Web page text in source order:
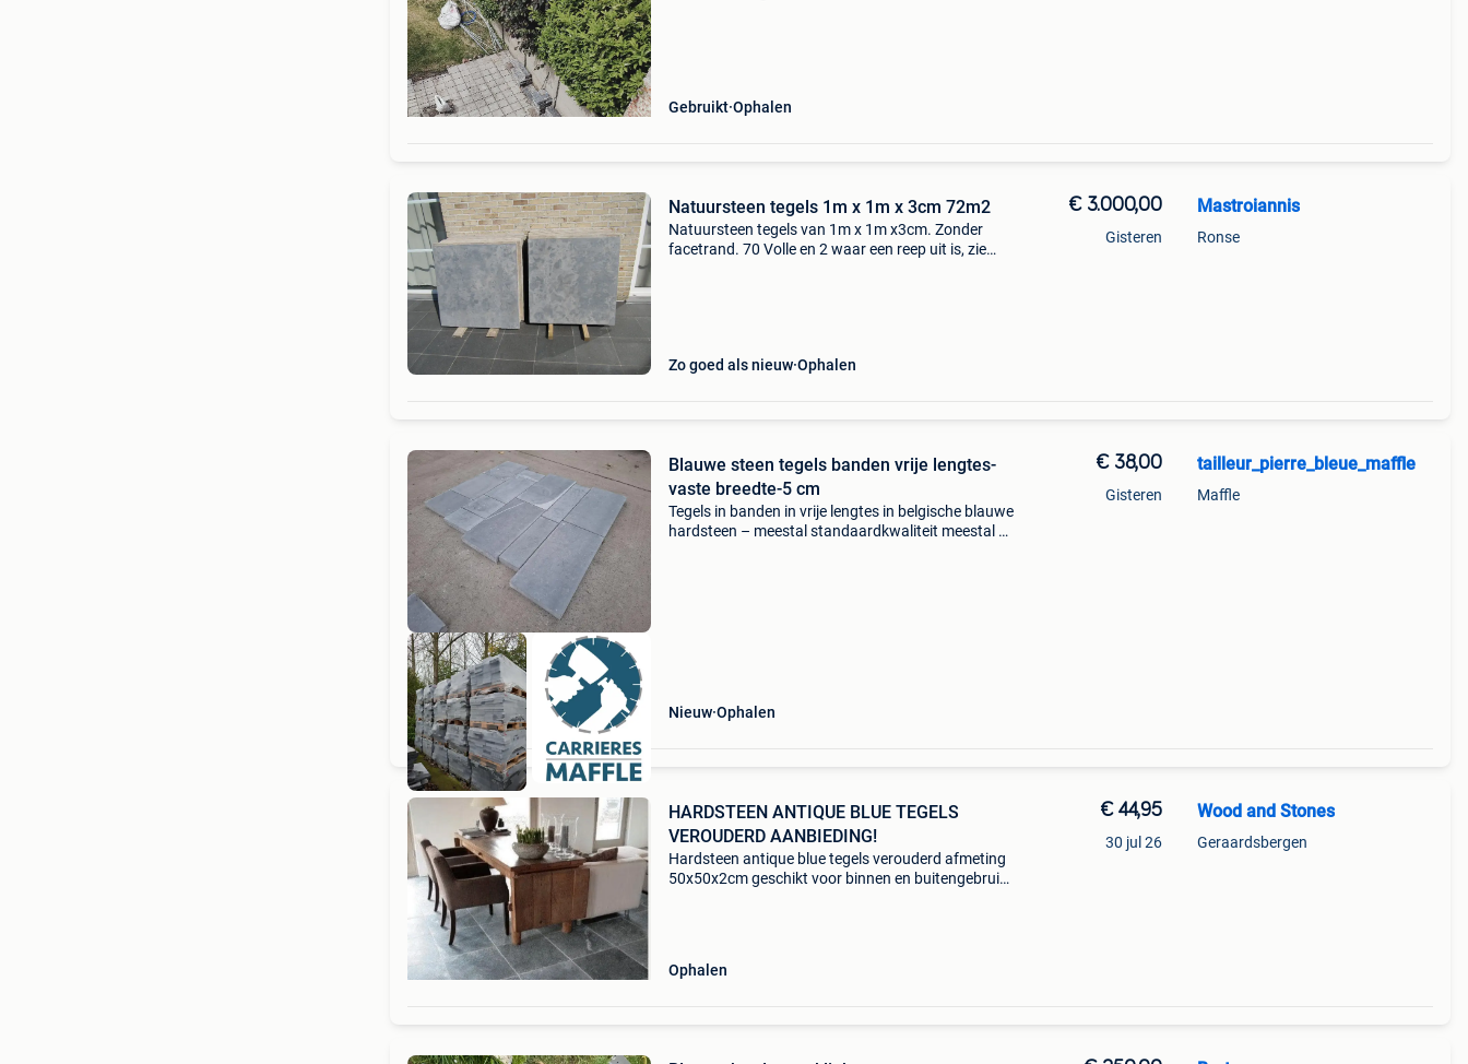
Gebruikt Ophalen
Natuursteen tegels 1m x 1m x 3cm 72m2
Natuursteen tegels van 1m x 1m x3cm. Zonder
facetrand. 70 Volle en 2 waar een reep uit is, zie
Zo goed als nieuw Ophalen
€ 3.000,00
Gisteren
Mastroiannis
Ronse
Blauwe steen tegels banden vrije lengtes-
vaste breedte-5 cm
Tegels in banden in vrije lengtes in belgische blauwe
hardsteen – meestal standaardkwaliteit meestal 1
Nieuw Ophalen
€ 38,00
Gisteren
tailleur_pierre_bleue_maffle
Maffle
HARDSTEEN ANTIQUE BLUE TEGELS
VEROUDERD AANBIEDING!
Hardsteen antique blue tegels verouderd afmeting
50x50x2cm geschikt voor binnen en buitengebruik!
Ophalen
€ 44,95
30 jul 26
Wood and Stones
Geraardsbergen